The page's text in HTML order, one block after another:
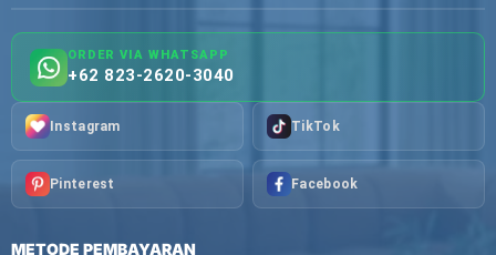
ORDER VIA WHATSAPP
+62 823-2620-3040
Instagram TikTok
Pinterest Facebook
METODE PEMBAYARAN